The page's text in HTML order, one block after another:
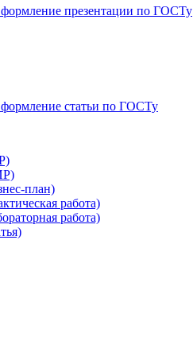
презентации по ГОСТу
статьи по ГОСТу
план)
работа)
работа)